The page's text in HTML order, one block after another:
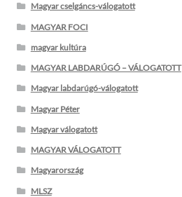
Magyar cselgáncs-válogatott
MAGYAR FOCI
magyar kultúra
MAGYAR LABDARÚGÓ – VÁLOGATOTT
Magyar labdarúgó-válogatott
Magyar Péter
Magyar válogatott
MAGYAR VÁLOGATOTT
Magyarország
MLSZ